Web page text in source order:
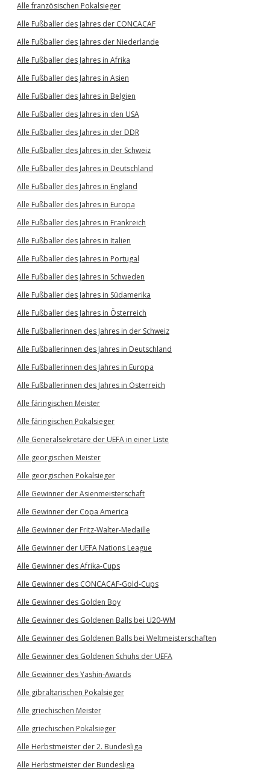
Alle französischen Pokalsieger
Alle Fußballer des Jahres der CONCACAF
Alle Fußballer des Jahres der Niederlande
Alle Fußballer des Jahres in Afrika
Alle Fußballer des Jahres in Asien
Alle Fußballer des Jahres in Belgien
Alle Fußballer des Jahres in den USA
Alle Fußballer des Jahres in der DDR
Alle Fußballer des Jahres in der Schweiz
Alle Fußballer des Jahres in Deutschland
Alle Fußballer des Jahres in England
Alle Fußballer des Jahres in Europa
Alle Fußballer des Jahres in Frankreich
Alle Fußballer des Jahres in Italien
Alle Fußballer des Jahres in Portugal
Alle Fußballer des Jahres in Schweden
Alle Fußballer des Jahres in Südamerika
Alle Fußballer des Jahres in Österreich
Alle Fußballerinnen des Jahres in der Schweiz
Alle Fußballerinnen des Jahres in Deutschland
Alle Fußballerinnen des Jahres in Europa
Alle Fußballerinnen des Jahres in Österreich
Alle färingischen Meister
Alle färingischen Pokalsieger
Alle Generalsekretäre der UEFA in einer Liste
Alle georgischen Meister
Alle georgischen Pokalsieger
Alle Gewinner der Asienmeisterschaft
Alle Gewinner der Copa America
Alle Gewinner der Fritz-Walter-Medaille
Alle Gewinner der UEFA Nations League
Alle Gewinner des Afrika-Cups
Alle Gewinner des CONCACAF-Gold-Cups
Alle Gewinner des Golden Boy
Alle Gewinner des Goldenen Balls bei U20-WM
Alle Gewinner des Goldenen Balls bei Weltmeisterschaften
Alle Gewinner des Goldenen Schuhs der UEFA
Alle Gewinner des Yashin-Awards
Alle gibraltarischen Pokalsieger
Alle griechischen Meister
Alle griechischen Pokalsieger
Alle Herbstmeister der 2. Bundesliga
Alle Herbstmeister der Bundesliga